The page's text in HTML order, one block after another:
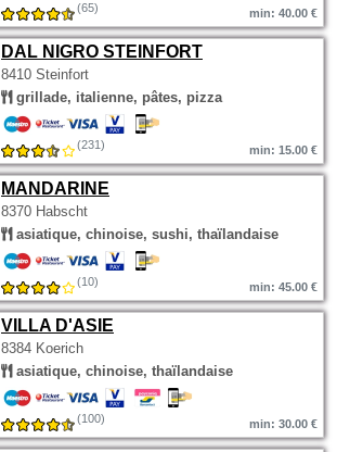
(65) min: 40.00 €
DAL NIGRO STEINFORT
8410 Steinfort
grillade, italienne, pâtes, pizza
(231) min: 15.00 €
MANDARINE
8370 Habscht
asiatique, chinoise, sushi, thaïlandaise
(10) min: 45.00 €
VILLA D'ASIE
8384 Koerich
asiatique, chinoise, thaïlandaise
(100) min: 30.00 €